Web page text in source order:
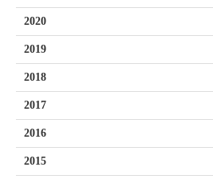
2020
2019
2018
2017
2016
2015